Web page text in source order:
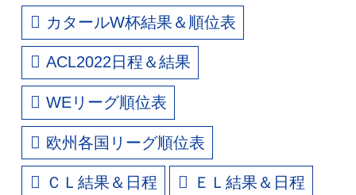
カタールW杯結果＆順位表
ACL2022日程＆結果
WEリーグ順位表
欧州各国リーグ順位表
ＣＬ結果＆日程 ＥＬ結果＆日程